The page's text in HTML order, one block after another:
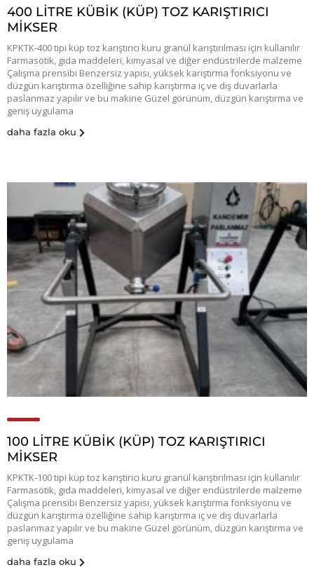
400 LİTRE KÜBİK (KÜP) TOZ KARIŞTIRICI
MİKSER
KPKTK-400 tipi küp toz karıştırıcı kuru granül karıştırılması için kullanılır
Farmasötik, gıda maddeleri, kimyasal ve diğer endüstrilerde malzeme
Çalışma prensibi Benzersiz yapısı, yüksek karıştırma fonksiyonu ve
düzgün karıştırma özelliğine sahip karıştırma iç ve dış duvarlarla
paslanmaz yapılır ve bu makine Güzel görünüm, düzgün karıştırma ve
geniş uygulama
daha fazla oku
100 LİTRE KÜBİK (KÜP) TOZ KARIŞTIRICI
MİKSER
KPKTK-100 tipi küp toz karıştırıcı kuru granül karıştırılması için kullanılır
Farmasötik, gıda maddeleri, kimyasal ve diğer endüstrilerde malzeme
Çalışma prensibi Benzersiz yapısı, yüksek karıştırma fonksiyonu ve
düzgün karıştırma özelliğine sahip karıştırma iç ve dış duvarlarla
paslanmaz yapılır ve bu makine Güzel görünüm, düzgün karıştırma ve
geniş uygulama
daha fazla oku